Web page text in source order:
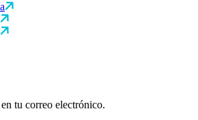
tu correo electrónico.